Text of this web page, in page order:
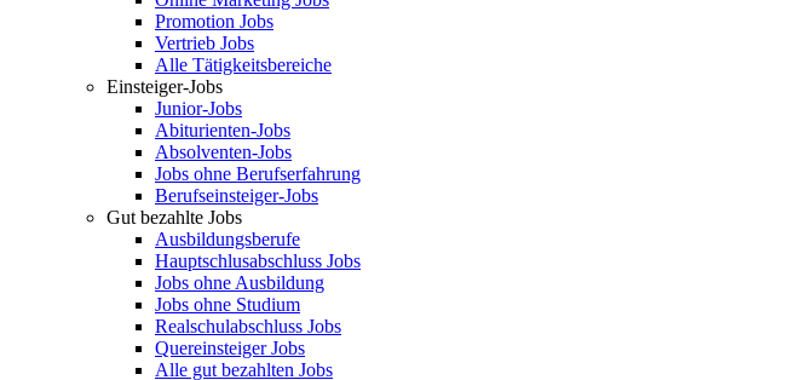
Promotion Jobs
Vertrieb Jobs
Alle Tätigkeitsbereiche
Einsteiger-Jobs
Junior-Jobs
Abiturienten-Jobs
Absolventen-Jobs
Jobs ohne Berufserfahrung
Berufseinsteiger-Jobs
Gut bezahlte Jobs
Ausbildungsberufe
Hauptschlusabschluss Jobs
Jobs ohne Ausbildung
Jobs ohne Studium
Realschulabschluss Jobs
Quereinsteiger Jobs
Alle gut bezahlten Jobs